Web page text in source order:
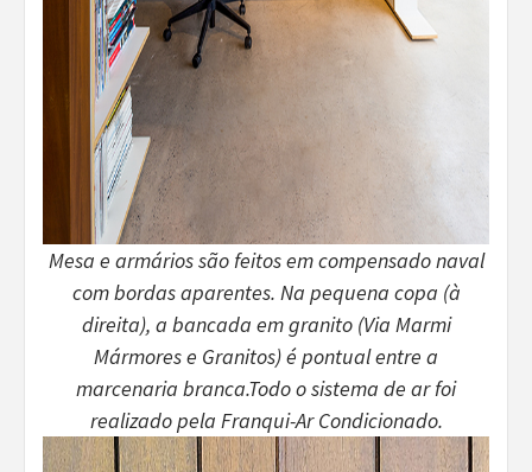
Mesa e armários são feitos em compensado naval
com bordas aparentes. Na pequena copa (à
direita), a bancada em granito (Via Marmi
Mármores e Granitos) é pontual entre a
marcenaria branca.Todo o sistema de ar foi
realizado pela Franqui-Ar Condicionado.